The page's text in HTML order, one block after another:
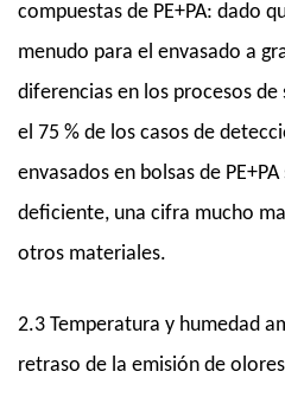
compuestas de PE+PA: dado
menudo para el envasado a
diferencias en los procesos
el 75 % de los casos de
envasados ​​en bolsas de
deficiente, una cifra mucho
otros materiales.
2.3 Temperatura y humedad
retraso de la emisión de olores